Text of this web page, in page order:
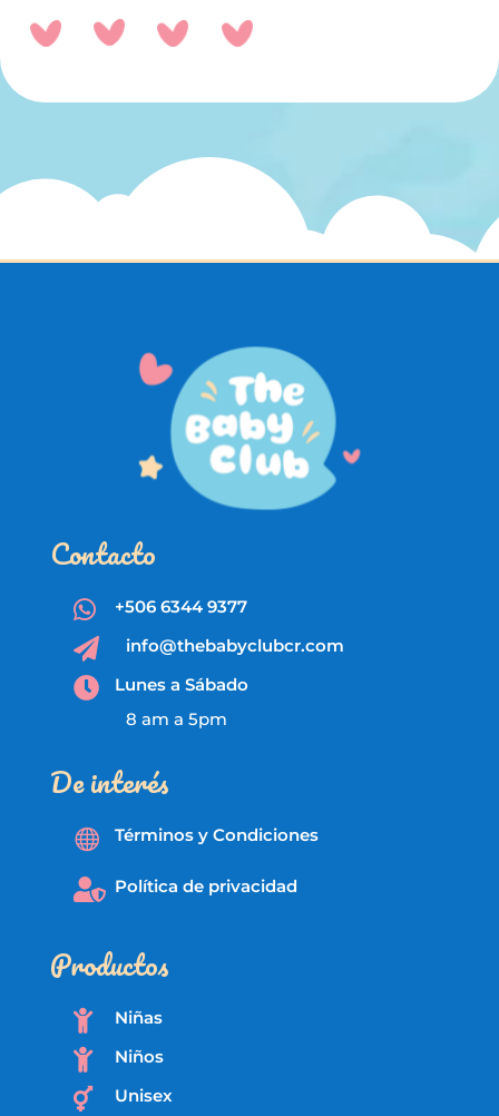
Contacto
 +506 6344 9377
 info@thebabyclubcr.com

Lunes a Sábado
8 am a 5pm
De interés
 Términos y Condiciones
 Política de privacidad
Productos
 Niñas
 Niños
 Unisex